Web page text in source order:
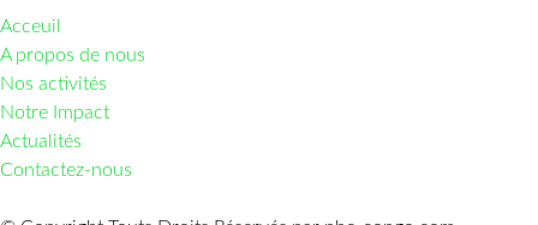
Acceuil
A propos de nous
Nos activités
Notre Impact
Actualités
Contactez-nous